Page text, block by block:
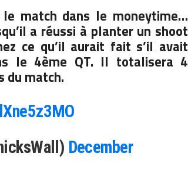
match dans le moneytime…
a réussi à planter un shoot
ce qu’il aurait fait s’il avait
le 4ème QT. Il totalisera 4
du match.
December